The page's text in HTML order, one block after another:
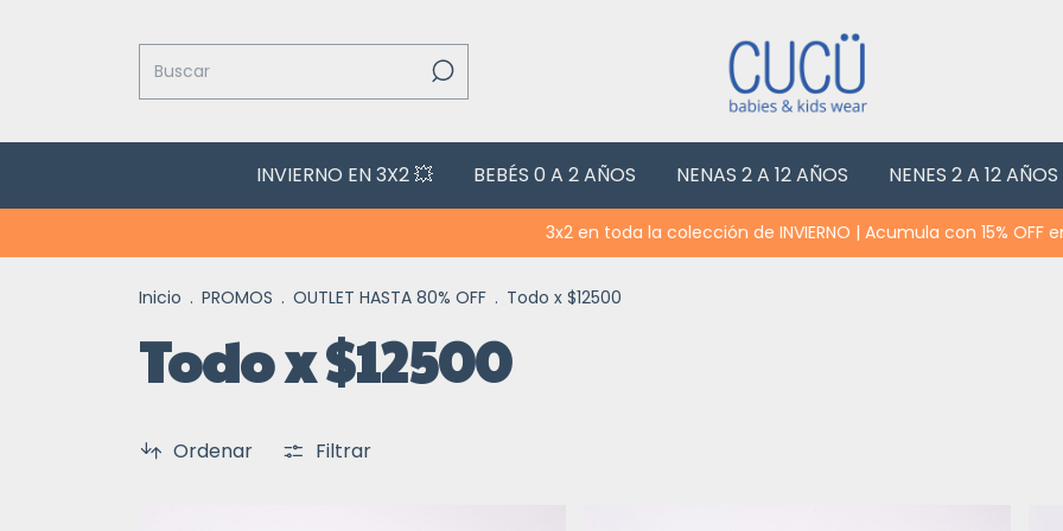
INVIERNO EN 3X2 💥 BEBÉS 0 A 2 AÑOS NENAS 2 A 12 AÑOS NENES 2 A 12 AÑOS
3x2 en toda la colección de INVIERNO | Acumula con 15% OFF en
Inicio . PROMOS . OUTLET HASTA 80% OFF . Todo x $12500
Todo x $12500
Ordenar Filtrar